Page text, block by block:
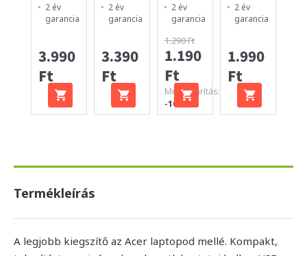
2 év
garancia
3.990
Ft
2 év
garancia
3.390
Ft
2 év
garancia
1.290 Ft
1.190
Ft
Megtakarítás:
-100 Ft
2 év
garancia
1.990
Ft
Termékleírás
A legjobb kiegszítő az Acer laptopod mellé. Kompakt,